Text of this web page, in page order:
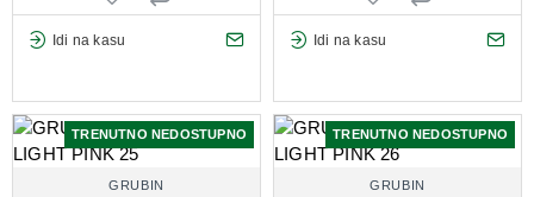
Idi na kasu Idi na kasu
TRENUTNO NEDOSTUPNO
GRUBIN
TRENUTNO NEDOSTUPNO
GRUBIN